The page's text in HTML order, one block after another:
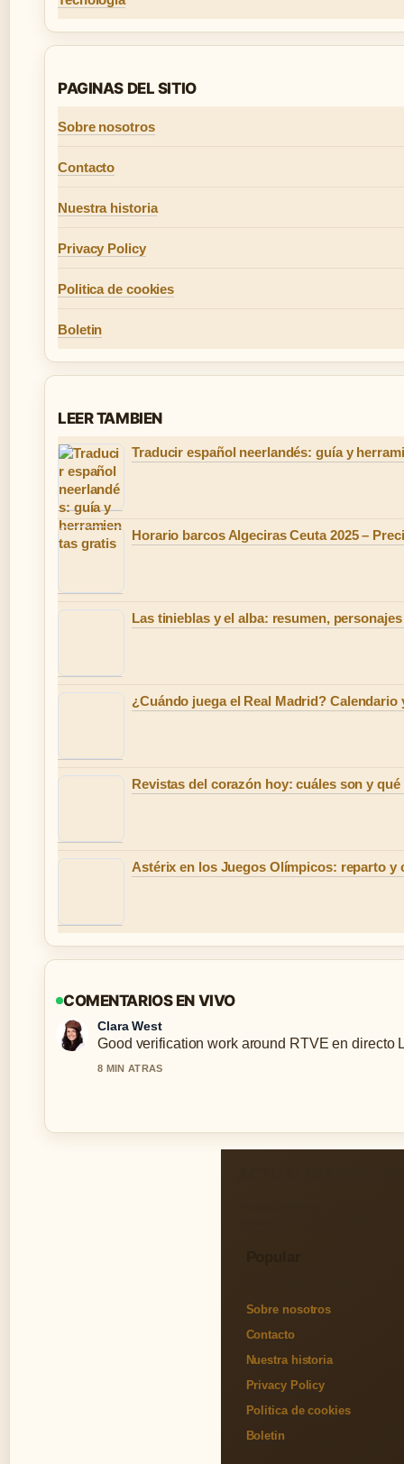
PAGINAS DEL SITIO
Sobre nosotros
Contacto
Nuestra historia
Privacy Policy
Politica de cookies
Boletin
LEER TAMBIEN
Traducir español neerlandés: guía y
Horario barcos Algeciras Ceuta 2025 –
Las tinieblas y el alba: resumen,
¿Cuándo juega el Real Madrid? Calendario
Revistas del corazón hoy: cuáles son y
Astérix en los Juegos Olímpicos: reparto y
COMENTARIOS EN VIVO
Clara West
Good verification work around RTVE en directo
8 MIN ATRAS
Sobre nosotros
Contacto
Nuestra historia
Privacy Policy
Politica de cookies
Boletin